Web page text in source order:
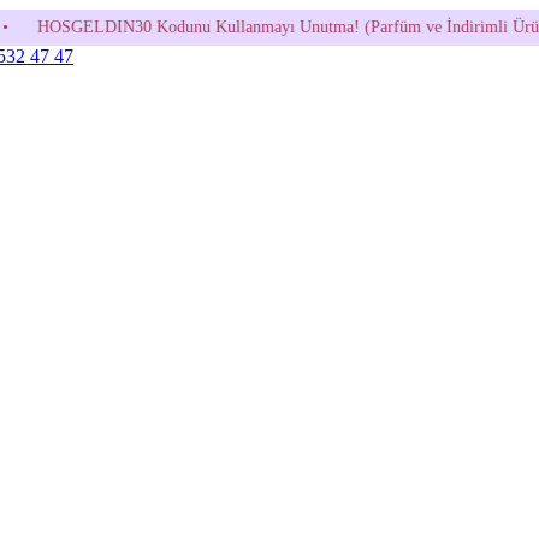
Kodunu Kullanmayı Unutma! (Parfüm ve İndirimli Ürünlerde Geçerli
47 47